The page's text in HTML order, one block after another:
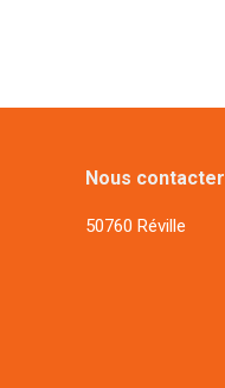
Nous contacter
50760 Réville